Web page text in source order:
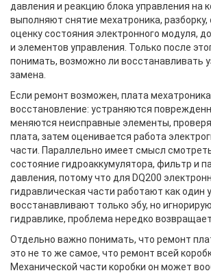
давления и реакцию блока управления на
выполняют снятие мехатроника,
оценку состояния электронного модуля,
и элементов управления. Только после
понимать, возможно ли восстанавливать
замена.
Если ремонт возможен, плата
восстановление: устраняются
меняются неисправные элементы,
плата, затем оценивается работа
части. Параллельно имеет смысл
состояние гидроаккумулятора, фильтр и
давления, потому что для DQ200
гидравлическая части работают как один
восстанавливают только эбу, но
гидравлике, проблема нередко
Отдельно важно понимать, что ремонт
это не то же самое, что ремонт всей
Механической части коробки он может